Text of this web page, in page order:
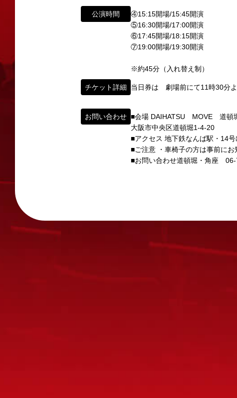
公演時間
④15:15開場/15:45開演
⑤16:30開場/17:00開演
⑥17:45開場/18:15開演
⑦19:00開場/19:30開演
※約45分（入れ替え制）
チケット詳細 当日券は 劇場前にて11時30分よ
お問い合わせ ■会場 DAIHATSU MOVE 道頓
大阪市中央区道頓堀1-4-20
■アクセス 地下鉄なんば駅・14
■ご注意 ・車椅子の方は事前にお
■お問い合わせ道頓堀・角座 06-
「角座」の名称は、「角の芝居」と呼ばれた江
「角座」はかつて、浪花座、中座、朝日座、弁天
「五つ櫓」若しくは「道頓堀五座」と呼ばれ、
1960年～70年代には、上方演芸の殿堂として栄
その後、「角座」の名称は、松竹(株)の直営映画
弊社直営の劇場「B1角座」(大阪市中央区)に引
この由緒ある名称を、日本のエンタテインメ
この劇場から、日本を代表するエンタテインナ
2011年5月14日 新宿角座 開業
東京支社 タレント開発室：t-
イベント出演依頼のお問い合わせ
イベント出演依頼メール送信フォーム
https://www.shochikugeino.co.jp/event/
fanmail@shochikugeino.jp
ホームページに関するご意見・ご感想（※